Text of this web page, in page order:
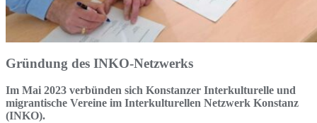
Gründung des INKO-Netzwerks
Im Mai 2023 verbünden sich Konstanzer Interkulturelle und
migrantische Vereine im Interkulturellen Netzwerk Konstanz
(INKO).